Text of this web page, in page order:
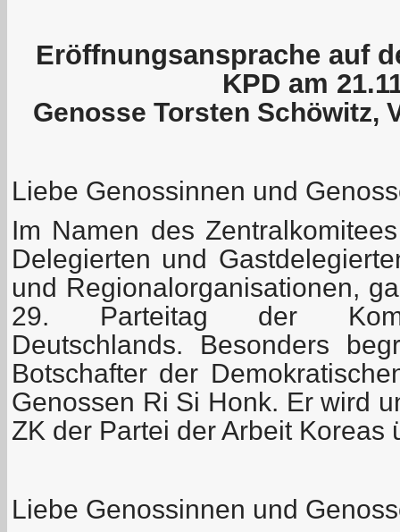
Eröffnungsansprache auf
KPD am
Genosse Torsten Schöwitz,
Liebe Genossinnen und
Im Namen des
Delegierten und
und Regionalorganisationen,
29. Parteitag der
Deutschlands. Besonders
Botschafter der
Genossen Ri Si Honk. Er wird
ZK der Partei der Arbeit Koreas
Liebe Genossinnen und